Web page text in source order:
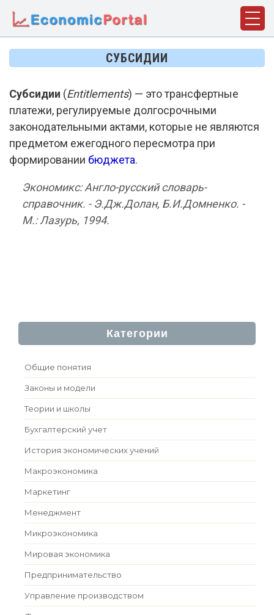
СУБСИДИИ
Субсидии (Entitlements) — это трансфертные
платежи, регулируемые долгосрочными
законодательными актами, которые не являются
предметом ежегодного пересмотра при
формировании бюджета.
Экономикс: Англо-русский словарь-
справочник. - Э.Дж.Долан, Б.И.Домненко. -
М.: Лазурь, 1994.
ГЛАВНАЯ
ДИСЦИПЛИНЫ
ФАКТЫ
ИСТОРИЯ
КОМПАНИИ
Категории
Общие понятия
Законы и модели
Теории и школы
Бухгалтерский учет
История экономических учений
Макроэкономика
Маркетинг
Менеджмент
Микроэкономика
Мировая экономика
Предпринимательство
Управление производством